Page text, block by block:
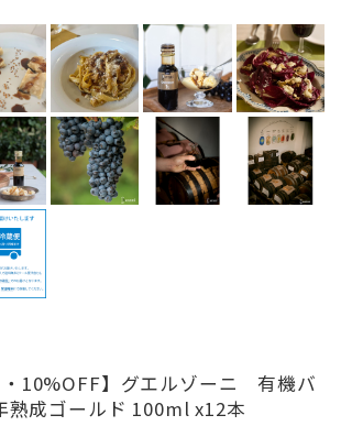
・10%OFF】グエルゾーニ 有機バ
熟成ゴールド 100ml x12本